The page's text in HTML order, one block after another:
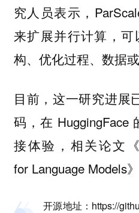
究人员表示，
来扩展并行计算，
构、优化过程、数据或
目前，这一研究进展
码，在 HuggingFace
接体验，相关论文
for Language Models
开源地址：https://